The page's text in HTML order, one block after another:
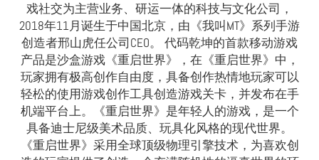
戏社交为主营业务、研运一体的科技与文化公司，
2018年11月诞生于中国北京，由《我叫MT》系列手游
创造者邢山虎任公司CEO。 代码乾坤的首款移动游戏
产品是沙盒游戏《重启世界》，在《重启世界》中，
玩家拥有极高创作自由度，具备创作热情地玩家可以
轻松的使用游戏创作工具创造游戏关卡，并发布在手
机端平台上。《重启世界》是年轻人的游戏，是一个
具备迪士尼级美术品质、玩具化风格的现代世界。
《重启世界》采用全球顶级物理引擎技术，为喜欢创